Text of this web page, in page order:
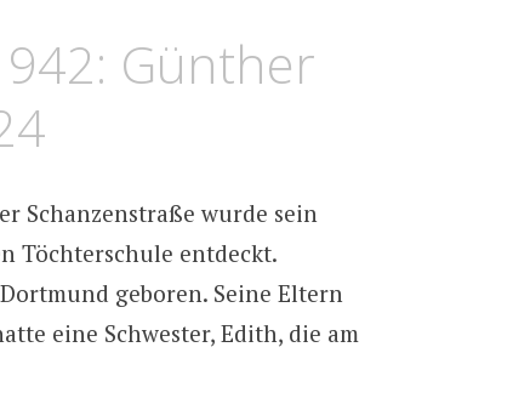
Günther
Schanzenstraße wurde sein
Töchterschule entdeckt.
geboren. Seine Eltern
eine Schwester, Edith, die am